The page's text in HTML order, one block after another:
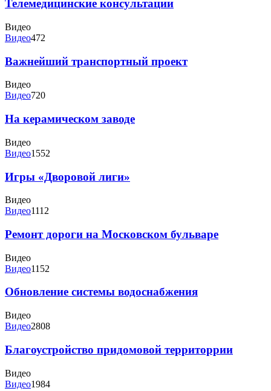
Телемедицинские консультации
Видео
Видео472
Важнейший транспортный проект
Видео
Видео720
На керамическом заводе
Видео
Видео1552
Игры «Дворовой лиги»
Видео
Видео1112
Ремонт дороги на Московском бульваре
Видео
Видео1152
Обновление системы водоснабжения
Видео
Видео2808
Благоустройство придомовой территоррии
Видео
Видео1984